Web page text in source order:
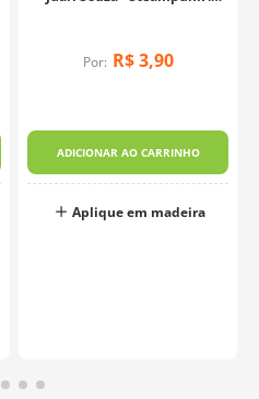
Por: R$ 3,90
ADICIONAR AO CARRINHO
Aplique em madeira